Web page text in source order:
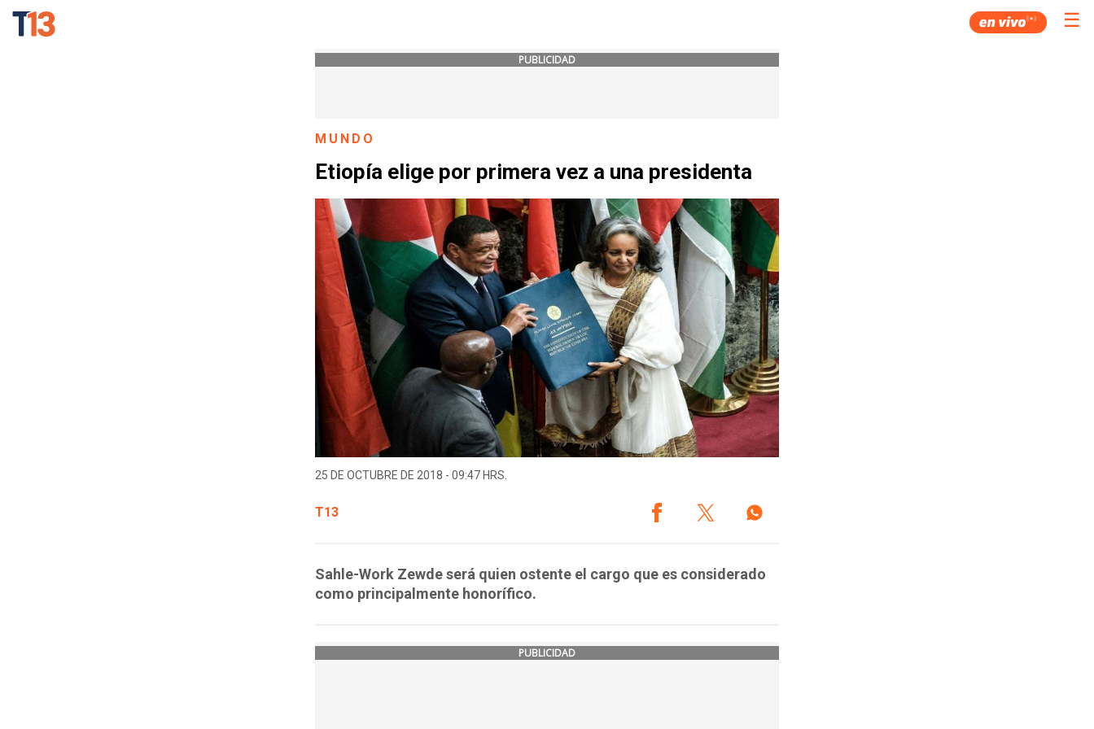
☰
PUBLICIDAD
MUNDO
Etiopía elige por primera vez a una presidenta
25 DE OCTUBRE DE 2018 - 09:47 HRS.
T13
Sahle-Work Zewde será quien ostente el cargo que es considerado
como principalmente honorífico.
PUBLICIDAD